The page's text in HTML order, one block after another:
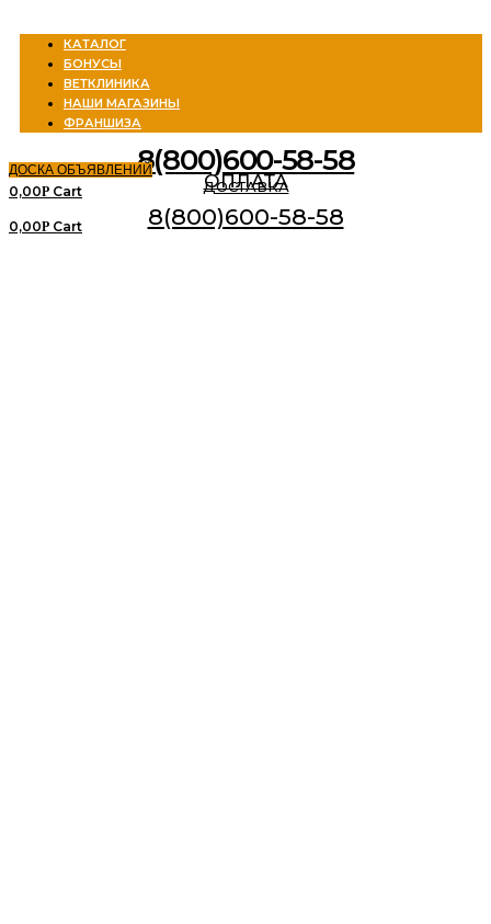
КАТАЛОГ
БОНУСЫ
ВЕТКЛИНИКА
НАШИ МАГАЗИНЫ
ФРАНШИЗА
8(800)600-58-58
ДОСКА ОБЪЯВЛЕНИЙ
ДОСТАВКА
ОПЛАТА
0,00Р Cart
8(800)600-58-58
0,00Р Cart